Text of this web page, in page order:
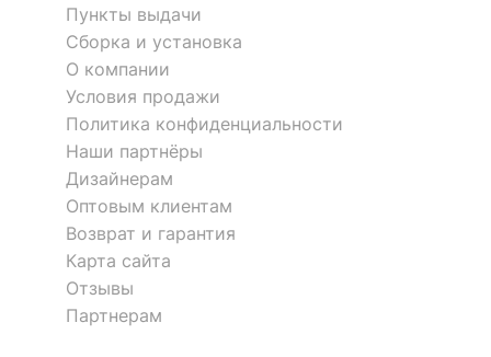
КОМПЛЕКТАЦИЯ
Компоненты,
входящие в
комплект
Количество ящиков
ОСОБЕННОСТИ ПРИМЕНЕНИЯ
Масса нетто, кг
Пункты выдачи
Сборка и установка
О компании
Условия продажи
Политика конфиденциальности
Наши партнёры
Дизайнерам
Оптовым клиентам
Возврат и гарантия
Карта сайта
Отзывы
Партнерам